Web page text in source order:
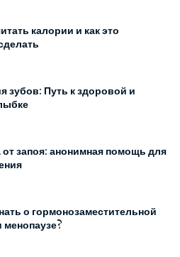
калории и как это
зубов: Путь к здоровой и
запоя: анонимная помощь для
о гормонозаместительной